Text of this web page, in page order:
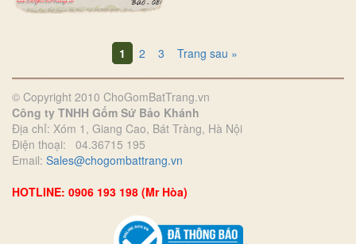
1 2 3 Trang sau »
© Copyright 2010 ChoGomBatTrang.vn
Công ty TNHH Gốm Sứ Bảo Khánh
Địa chỉ: Xóm 1, Giang Cao, Bát Tràng, Hà Nội
Điện thoại: 04.36715 195
Email: Sales@chogombattrang.vn
HOTLINE: 0906 193 198 (Mr Hòa)